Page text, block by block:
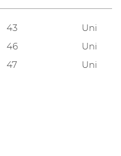
43
Uni
46
Uni
47
Uni